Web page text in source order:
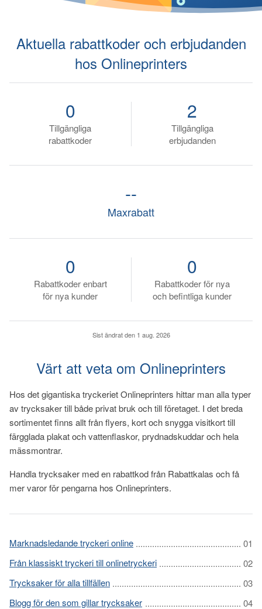
Aktuella rabattkoder och erbjudanden
hos Onlineprinters
Tillgängliga
rabattkoder
0
Tillgängliga
erbjudanden
2
Maxrabatt
--
Rabattkoder enbart
för nya kunder
0
Rabattkoder för nya
och befintliga kunder
0
Sist ändrat den 1 aug. 2026
Värt att veta om Onlineprinters
Hos det gigantiska tryckeriet Onlineprinters hittar man alla typer
av trycksaker till både privat bruk och till företaget. I det breda
sortimentet finns allt från flyers, kort och snygga visitkort till
färgglada plakat och vattenflaskor, prydnadskuddar och hela
mässmontrar.
Handla trycksaker med en rabattkod från Rabattkalas och få
mer varor för pengarna hos Onlineprinters.
Marknadsledande tryckeri online
Från klassiskt tryckeri till onlinetryckeri
Trycksaker för alla tillfällen
Blogg för den som gillar trycksaker